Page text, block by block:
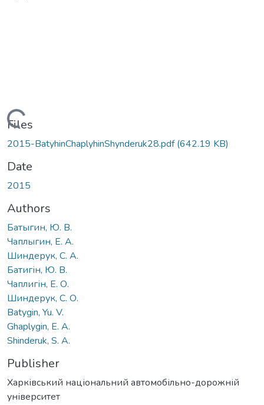
Loading...
Files
2015-BatyhinChaplyhinShynderuk28.pdf(642.19 KB)
Date
2015
Authors
Батыгин, Ю. В.
Чаплыгин, Е. А.
Шиндерук, С. А.
Батигін, Ю. В.
Чаплигін, Е. О.
Шиндерук, С. О.
Batygin, Yu. V.
Ghaplygin, E. A.
Shinderuk, S. A.
Publisher
Харківський національний автомобільно-дорожній
університет